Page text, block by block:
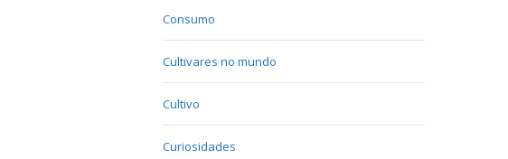
Consumo
Cultivares no mundo
Cultivo
Curiosidades